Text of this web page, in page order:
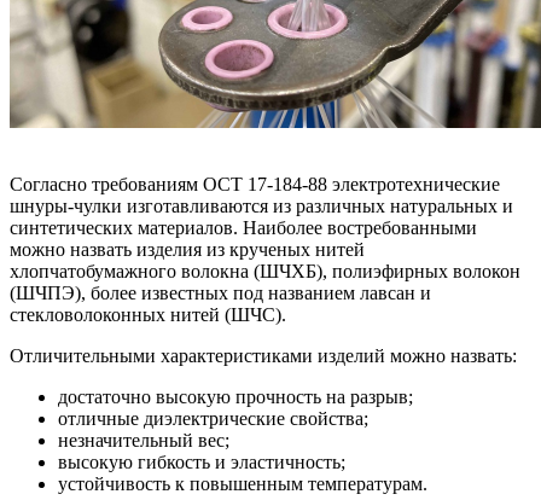
Согласно требованиям ОСТ 17-184-88 электротехнические
шнуры-чулки изготавливаются из различных натуральных и
синтетических материалов. Наиболее востребованными
можно назвать изделия из крученых нитей
хлопчатобумажного волокна (ШЧХБ), полиэфирных волокон
(ШЧПЭ), более известных под названием лавсан и
стекловолоконных нитей (ШЧС).
Отличительными характеристиками изделий можно назвать:
достаточно высокую прочность на разрыв;
отличные диэлектрические свойства;
незначительный вес;
высокую гибкость и эластичность;
устойчивость к повышенным температурам.